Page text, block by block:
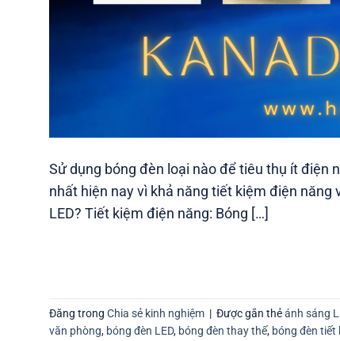
Sử dụng bóng đèn loại nào để tiêu thụ ít điện
nhất hiện nay vì khả năng tiết kiệm điện
LED? Tiết kiệm điện năng: Bóng […]
Đăng trong Chia sẻ kinh nghiệm | Được gắn thẻánh sáng
văn phòng, bóng đèn LED, bóng đèn thay thế, bóng đèn tiết